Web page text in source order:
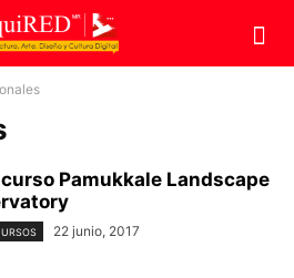
Pamukkale Landscape
22 junio, 2017